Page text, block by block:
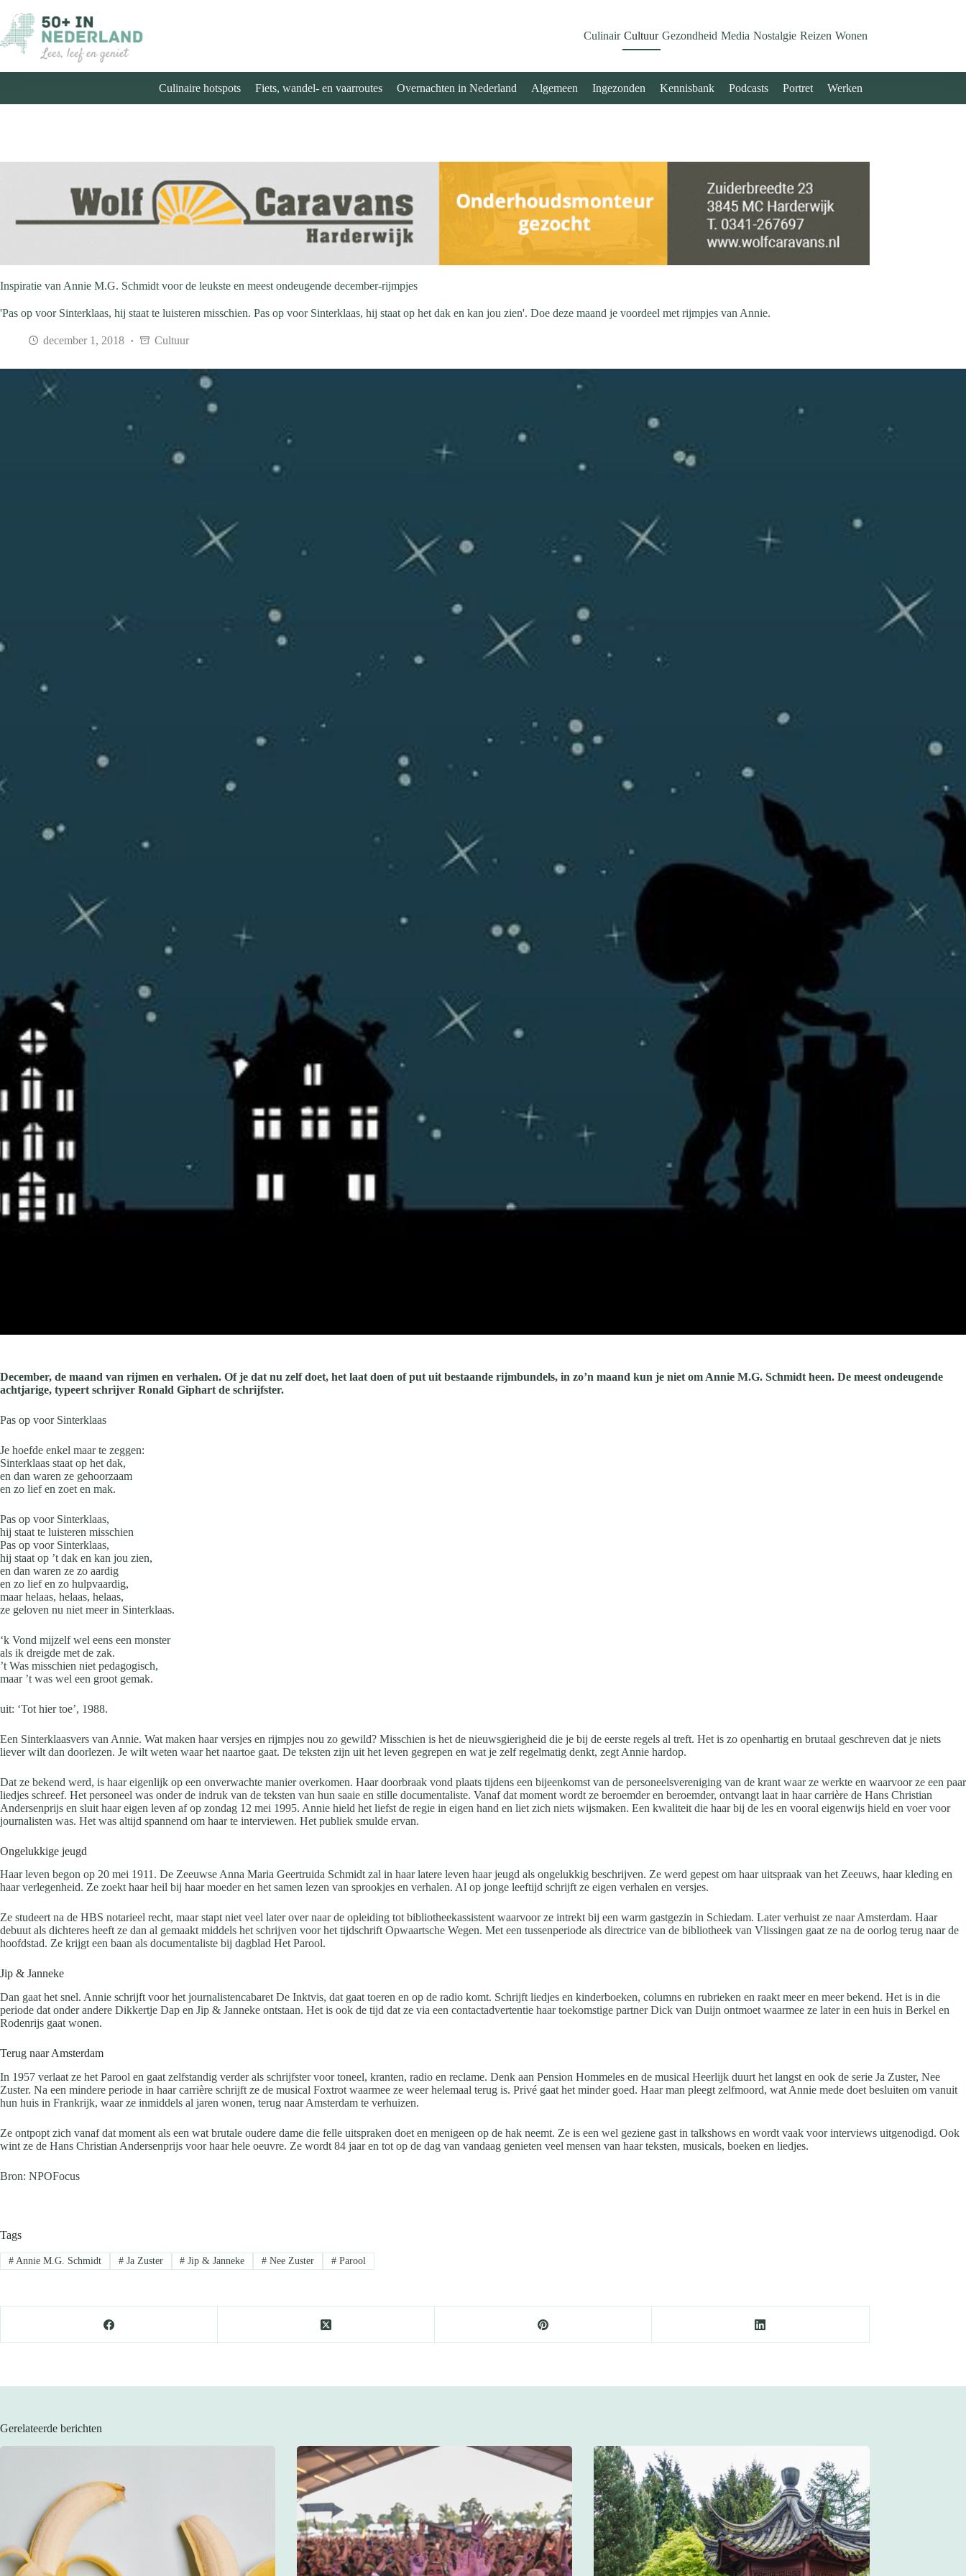
naar
de
inhoud
Culinair Cultuur Gezondheid Media Nostalgie Reizen Wonen
Culinaire hotspots Fiets, wandel- en vaarroutes Overnachten in Nederland Algemeen Ingezonden Kennisbank Podcasts Portret Werken
Inspiratie van Annie M.G. Schmidt voor de leukste en meest ondeugende december-rijmpjes
'Pas op voor Sinterklaas, hij staat te luisteren misschien. Pas op voor Sinterklaas, hij staat op het dak en kan jou zien'. Doe deze maand je voordeel met rijmpjes van Annie.
december 1, 2018 Cultuur
December, de maand van rijmen en verhalen. Of je dat nu zelf doet, het laat doen of put uit bestaande rijmbundels, in zo’n maand kun je niet om Annie M.G. Schmidt heen. De meest ondeugende
achtjarige, typeert schrijver Ronald Giphart de schrijfster.
Pas op voor Sinterklaas
Je hoefde enkel maar te zeggen:
Sinterklaas staat op het dak,
en dan waren ze gehoorzaam
en zo lief en zoet en mak.
Pas op voor Sinterklaas,
hij staat te luisteren misschien
Pas op voor Sinterklaas,
hij staat op ’t dak en kan jou zien,
en dan waren ze zo aardig
en zo lief en zo hulpvaardig,
maar helaas, helaas, helaas,
ze geloven nu niet meer in Sinterklaas.
‘k Vond mijzelf wel eens een monster
als ik dreigde met de zak.
’t Was misschien niet pedagogisch,
maar ’t was wel een groot gemak.
uit: ‘Tot hier toe’, 1988.
Een Sinterklaasvers van Annie. Wat maken haar versjes en rijmpjes nou zo gewild? Misschien is het de nieuwsgierigheid die je bij de eerste regels al treft. Het is zo openhartig en brutaal geschreven dat je niets
liever wilt dan doorlezen. Je wilt weten waar het naartoe gaat. De teksten zijn uit het leven gegrepen en wat je zelf regelmatig denkt, zegt Annie hardop.
Dat ze bekend werd, is haar eigenlijk op een onverwachte manier overkomen. Haar doorbraak vond plaats tijdens een bijeenkomst van de personeelsvereniging van de krant waar ze werkte en waarvoor ze een paar
liedjes schreef. Het personeel was onder de indruk van de teksten van hun saaie en stille documentaliste. Vanaf dat moment wordt ze beroemder en beroemder, ontvangt laat in haar carrière de Hans Christian
Andersenprijs en sluit haar eigen leven af op zondag 12 mei 1995. Annie hield het liefst de regie in eigen hand en liet zich niets wijsmaken. Een kwaliteit die haar bij de les en vooral eigenwijs hield en voer voor
journalisten was. Het was altijd spannend om haar te interviewen. Het publiek smulde ervan.
Ongelukkige jeugd
Haar leven begon op 20 mei 1911. De Zeeuwse Anna Maria Geertruida Schmidt zal in haar latere leven haar jeugd als ongelukkig beschrijven. Ze werd gepest om haar uitspraak van het Zeeuws, haar kleding en
haar verlegenheid. Ze zoekt haar heil bij haar moeder en het samen lezen van sprookjes en verhalen. Al op jonge leeftijd schrijft ze eigen verhalen en versjes.
Ze studeert na de HBS notarieel recht, maar stapt niet veel later over naar de opleiding tot bibliotheekassistent waarvoor ze intrekt bij een warm gastgezin in Schiedam. Later verhuist ze naar Amsterdam. Haar
debuut als dichteres heeft ze dan al gemaakt middels het schrijven voor het tijdschrift Opwaartsche Wegen. Met een tussenperiode als directrice van de bibliotheek van Vlissingen gaat ze na de oorlog terug naar de
hoofdstad. Ze krijgt een baan als documentaliste bij dagblad Het Parool.
Jip & Janneke
Dan gaat het snel. Annie schrijft voor het journalistencabaret De Inktvis, dat gaat toeren en op de radio komt. Schrijft liedjes en kinderboeken, columns en rubrieken en raakt meer en meer bekend. Het is in die
periode dat onder andere Dikkertje Dap en Jip & Janneke ontstaan. Het is ook de tijd dat ze via een contactadvertentie haar toekomstige partner Dick van Duijn ontmoet waarmee ze later in een huis in Berkel en
Rodenrijs gaat wonen.
Terug naar Amsterdam
In 1957 verlaat ze het Parool en gaat zelfstandig verder als schrijfster voor toneel, kranten, radio en reclame. Denk aan Pension Hommeles en de musical Heerlijk duurt het langst en ook de serie Ja Zuster, Nee
Zuster. Na een mindere periode in haar carrière schrijft ze de musical Foxtrot waarmee ze weer helemaal terug is. Privé gaat het minder goed. Haar man pleegt zelfmoord, wat Annie mede doet besluiten om vanuit
hun huis in Frankrijk, waar ze inmiddels al jaren wonen, terug naar Amsterdam te verhuizen.
Ze ontpopt zich vanaf dat moment als een wat brutale oudere dame die felle uitspraken doet en menigeen op de hak neemt. Ze is een wel geziene gast in talkshows en wordt vaak voor interviews uitgenodigd. Ook
wint ze de Hans Christian Andersenprijs voor haar hele oeuvre. Ze wordt 84 jaar en tot op de dag van vandaag genieten veel mensen van haar teksten, musicals, boeken en liedjes.
Bron: NPOFocus
Tags
#Annie M.G. Schmidt #Ja Zuster # Jip & Janneke # Nee Zuster # Parool
Gerelateerde berichten